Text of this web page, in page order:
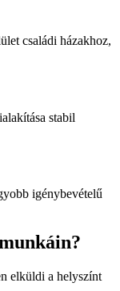
családi házakhoz,
stabil
igénybevételű
elküldi a helyszínt